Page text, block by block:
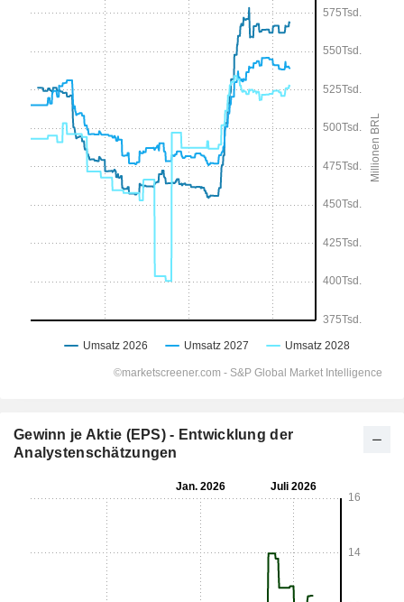
Gewinn je Aktie (EPS) - Entwicklung der
Analystenschätzungen